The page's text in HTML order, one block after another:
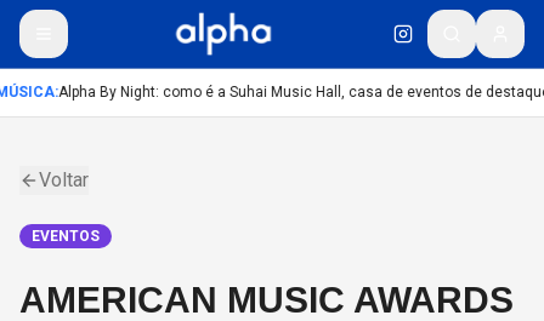
:Alpha By Night: como é a Suhai Music Hall, casa de eventos de
Voltar
EVENTOS
AMERICAN MUSIC AWARDS